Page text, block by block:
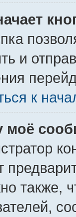
и
к
моё
также,